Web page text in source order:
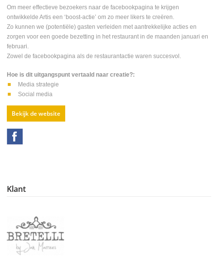
Om meer effectieve bezoekers naar de facebookpagina te krijgen
ontwikkelde Artis een ‘boost-actie’ om zo meer likers te creëren.
Zo kunnen we (potentiële) gasten verleiden met aantrekkelijke acties en
zorgen voor een goede bezetting in het restaurant in de maanden januari en
februari.
Zowel de facebookpagina als de restaurantactie waren succesvol.
Hoe is dit uitgangspunt vertaald naar creatie?:
Media strategie
Social media
Bekijk de website
Klant